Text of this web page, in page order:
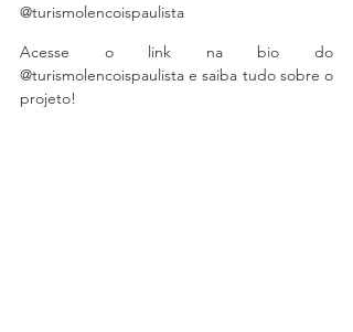
@turismolencoispaulista
Acesse o link na bio do
@turismolencoispaulista e saiba tudo sobre o
projeto!